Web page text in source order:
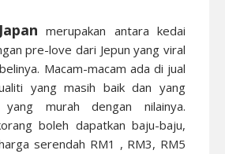
merupakan antara kedai
pre-love dari Jepun yang viral
Macam-macam ada di jual
yang masih baik dan yang
murah dengan nilainya.
boleh dapatkan baju-baju,
serendah RM1 , RM3, RM5